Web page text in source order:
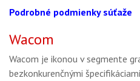
Podrobné podmienky súťaže
Wacom
Wacom je ikonou v segmente
bezkonkurenčnými